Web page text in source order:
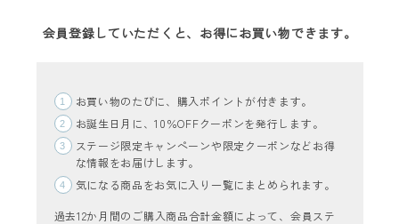
ACCOUNT MENU
ようこそ ゲスト 様
ログイン 会員登録
会員登録していただくと、お得にお買い物できます。
お買い物のたびに、購入ポイントが付きます。
お誕生日月に、10％OFFクーポンを発行します。
ステージ限定キャンペーンや限定クーポンなどお得
な情報をお届けします。
気になる商品をお気に入り一覧にまとめられます。
過去12か月間のご購入商品合計金額によって、会員ステ